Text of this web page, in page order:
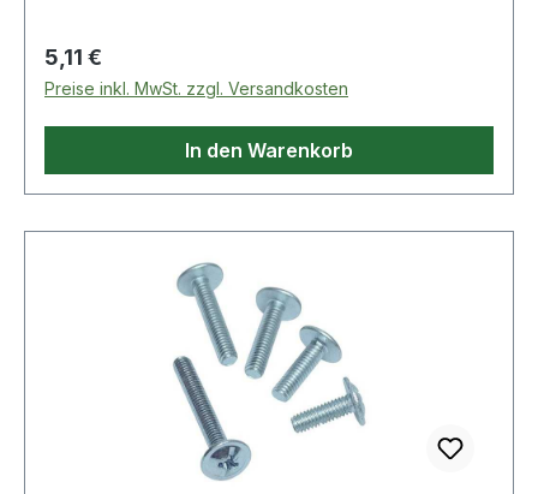
Regulärer Preis:
5,11 €
Preise inkl. MwSt. zzgl. Versandkosten
In den Warenkorb